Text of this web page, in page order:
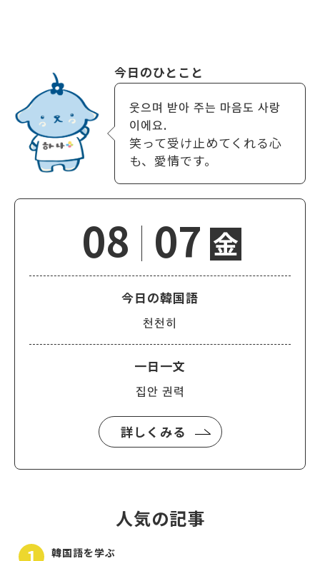
今日のひとこと
웃으며 받아 주는 마음도 사랑
이에요.
笑って受け止めてくれる心
も、愛情です。
08 07 金
今日の韓国語
천천히
一日一文
집안 권력
詳しくみる
人気の記事
韓国語を学ぶ